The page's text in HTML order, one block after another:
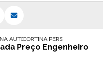
AUTOMATICA PARA SALA
CORTINA PERSIANA
Preço Engenheiro